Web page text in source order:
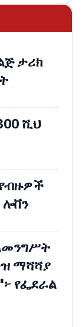
ታሪክ
ሺህ
ሎቨን
ማሻሻያ
የፌደራል